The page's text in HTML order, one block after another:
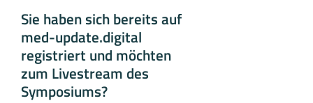
Sie haben sich bereits auf
med-update.digital
registriert und möchten
zum Livestream des
Symposiums?